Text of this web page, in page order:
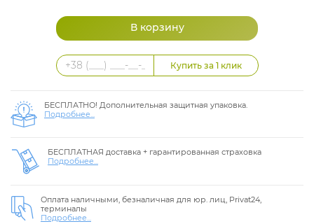
БЕСПЛАТНО! Дополнительная защитная упаковка.
Подробнее...
БЕСПЛАТНАЯ доставка + гарантированная страховка
Подробнее...
Оплата наличными, безналичная для юр. лиц, Privat24,
терминалы
Подробнее...